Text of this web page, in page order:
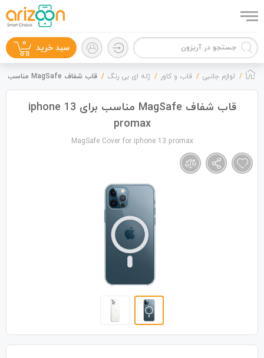
سبد خرید 0
لوازم جانبی قاب و کاور ژله ای بی رنگ قاب شفاف MagSafe مناسب برای iphone 13 promax
قاب شفاف MagSafe مناسب برای iphone 13
promax
MagSafe Cover for iphone 13 promax